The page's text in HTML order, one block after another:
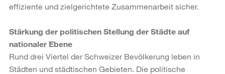
effiziente und zielgerichtete Zusammenarbeit sicher.
Stärkung der politischen Stellung der Städte auf
nationaler Ebene
Rund drei Viertel der Schweizer Bevölkerung leben in
Städten und städtischen Gebieten. Die politische